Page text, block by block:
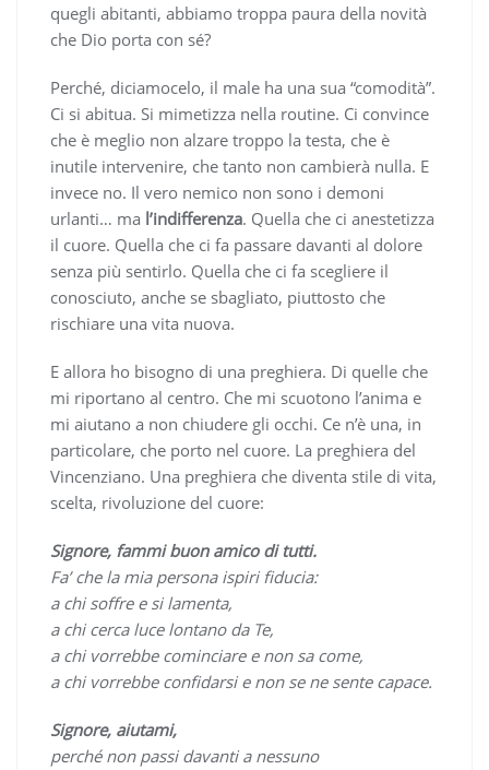
quegli abitanti, abbiamo troppa paura della novità
che Dio porta con sé?
Perché, diciamocelo, il male ha una sua “comodità”.
Ci si abitua. Si mimetizza nella routine. Ci convince
che è meglio non alzare troppo la testa, che è
inutile intervenire, che tanto non cambierà nulla. E
invece no. Il vero nemico non sono i demoni
urlanti… ma l’indifferenza. Quella che ci anestetizza
il cuore. Quella che ci fa passare davanti al dolore
senza più sentirlo. Quella che ci fa scegliere il
conosciuto, anche se sbagliato, piuttosto che
rischiare una vita nuova.
E allora ho bisogno di una preghiera. Di quelle che
mi riportano al centro. Che mi scuotono l’anima e
mi aiutano a non chiudere gli occhi. Ce n’è una, in
particolare, che porto nel cuore. La preghiera del
Vincenziano. Una preghiera che diventa stile di vita,
scelta, rivoluzione del cuore:
Signore, fammi buon amico di tutti.
Fa’ che la mia persona ispiri fiducia:
a chi soffre e si lamenta,
a chi cerca luce lontano da Te,
a chi vorrebbe cominciare e non sa come,
a chi vorrebbe confidarsi e non se ne sente capace.
Signore, aiutami,
perché non passi davanti a nessuno